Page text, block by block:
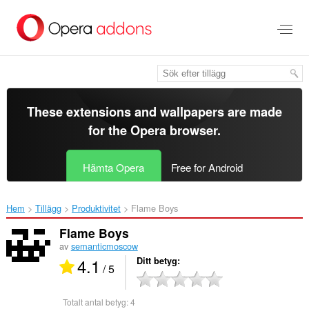
brödtexten
These extensions and wallpapers are made
for theOpera browser.
Hämta Opera Free for Android
Hem Tillägg Produktivitet Flame Boys‎
Flame Boys
av semanticmoscow
4.1 / 5 Ditt betyg
Totalt antal betyg:4